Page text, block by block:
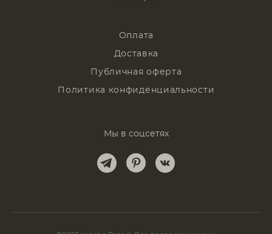
Оплата
Доставка
Публичная оферта
Политика конфиденциальности
Мы в соцсетях